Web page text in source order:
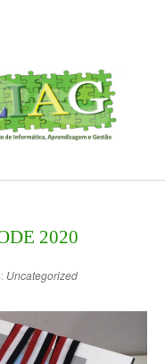
2020
Uncategorized